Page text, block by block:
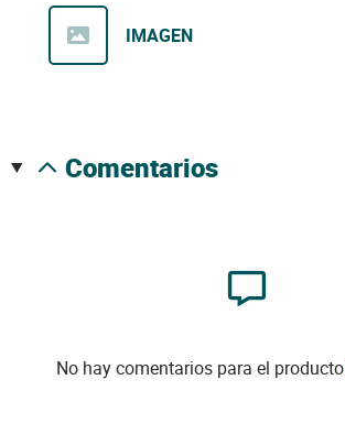
IMAGEN
comentarios
No hay comentarios para el producto